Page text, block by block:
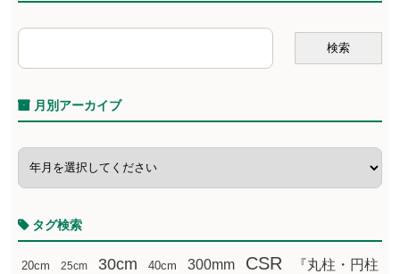
月別アーカイブ
タグ検索
20cm 25cm 30cm 40cm 300mm CSR
『丸柱・円柱